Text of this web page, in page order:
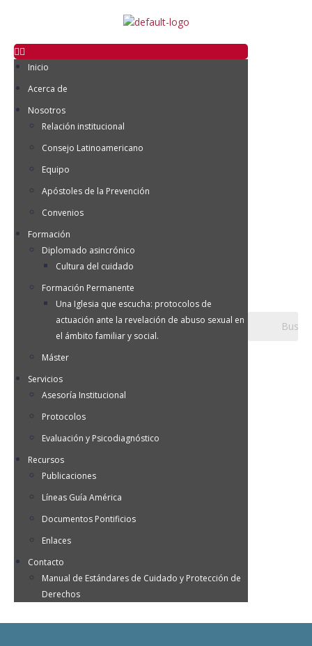
Inicio
Acerca de
Nosotros
Relación institucional
Consejo Latinoamericano
Equipo
Apóstoles de la Prevención
Convenios
Formación
Diplomado asincrónico
Cultura del cuidado
Formación Permanente
Una Iglesia que escucha: protocolos de
actuación ante la revelación de abuso sexual en
el ámbito familiar y social.
Máster
Servicios
Asesoría Institucional
Protocolos
Evaluación y Psicodiagnóstico
Recursos
Publicaciones
Líneas Guía América
Documentos Pontificios
Enlaces
Contacto
Manual de Estándares de Cuidado y Protección de
Derechos